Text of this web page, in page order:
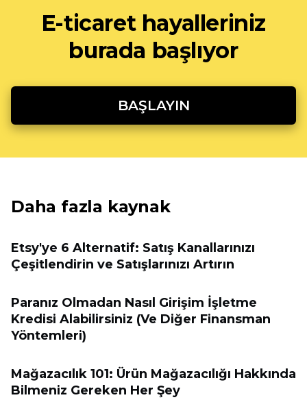
E-ticaret hayalleriniz
burada başlıyor
BAŞLAYIN
Daha fazla kaynak
Etsy'ye 6 Alternatif: Satış Kanallarınızı
Çeşitlendirin ve Satışlarınızı Artırın
Paranız Olmadan Nasıl Girişim İşletme
Kredisi Alabilirsiniz (Ve Diğer Finansman
Yöntemleri)
Mağazacılık 101: Ürün Mağazacılığı Hakkında
Bilmeniz Gereken Her Şey